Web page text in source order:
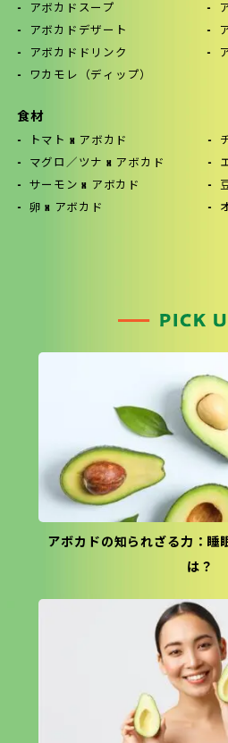
アボカドスープ
アボカドデザート
アボカドドリンク
ワカモレ（ディップ）
食材
トマト x アボカド
マグロ／ツナ x アボカド
サーモン x アボカド
卵 x アボカド
アボカドの知られざる力：睡
は？